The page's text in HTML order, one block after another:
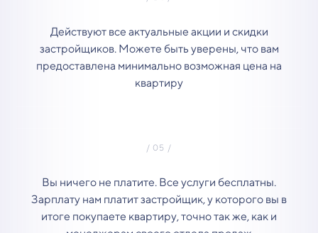
Действуют все актуальные акции и скидки
застройщиков. Можете быть уверены, что вам
предоставлена минимально возможная цена на
квартиру
Вы ничего не платите. Все услуги бесплатны.
Зарплату нам платит застройщик, у которого вы в
итоге покупаете квартиру, точно так же, как и